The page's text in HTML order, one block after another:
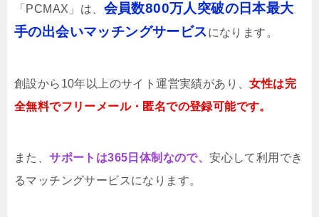
「PCMAX」は、 会員数800万人突破の日本最大
手の出会いマッチングサービスになります。
創設から10年以上のサイト運営実績があり、女性は完
全無料でフリーメール・匿名での登録可能です。
また、サポートは365日体制なので、安心して利用でき
るマッチングサービスになります。